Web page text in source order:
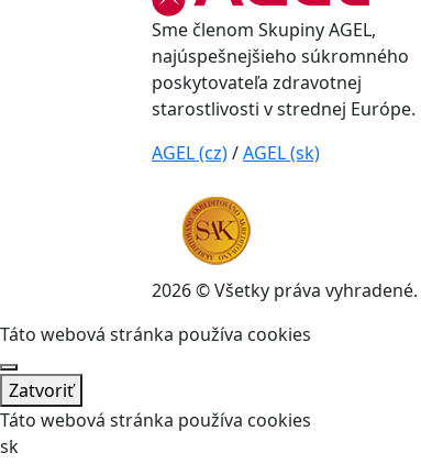
Sme členom Skupiny AGEL,
najúspešnejšieho súkromného
poskytovateľa zdravotnej
starostlivosti v strednej Európe.
AGEL (cz)/AGEL (sk)
2026 © Všetky práva vyhradené.
Táto webová stránka používa cookies
Zatvoriť
Táto webová stránka používa cookies
sk